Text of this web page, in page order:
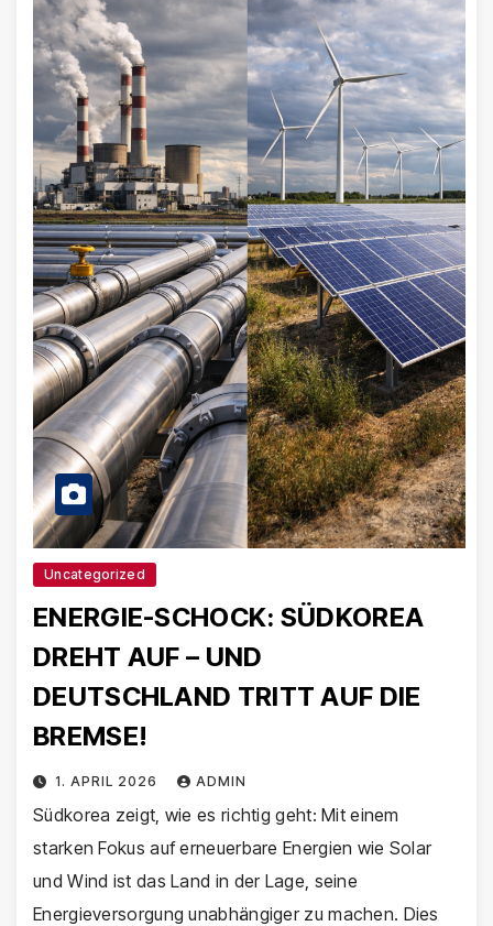
Uncategorized
ENERGIE-SCHOCK: SÜDKOREA
DREHT AUF – UND
DEUTSCHLAND TRITT AUF DIE
BREMSE!
1. APRIL 2026 ADMIN
Südkorea zeigt, wie es richtig geht: Mit einem
starken Fokus auf erneuerbare Energien wie Solar
und Wind ist das Land in der Lage, seine
Energieversorgung unabhängiger zu machen. Dies